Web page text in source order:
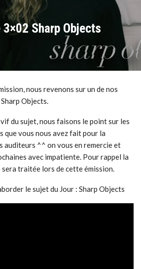
3×02 Sharp Objects
nous revenons sur un de nos
Objects.
du sujet, nous faisons le point sur les
que vous nous avez fait pour la
auditeurs ^^ on vous en remercie et
avec impatiente. Pour rappel la
sera traitée lors de cette émission.
le sujet du Jour : Sharp Objects